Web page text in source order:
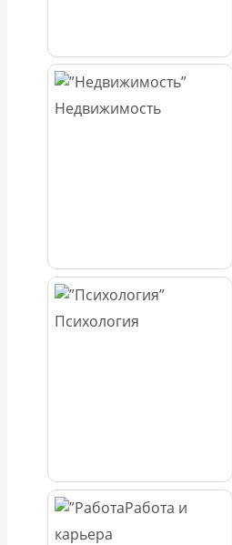
Недвижимость
Психология
Работа и
карьера